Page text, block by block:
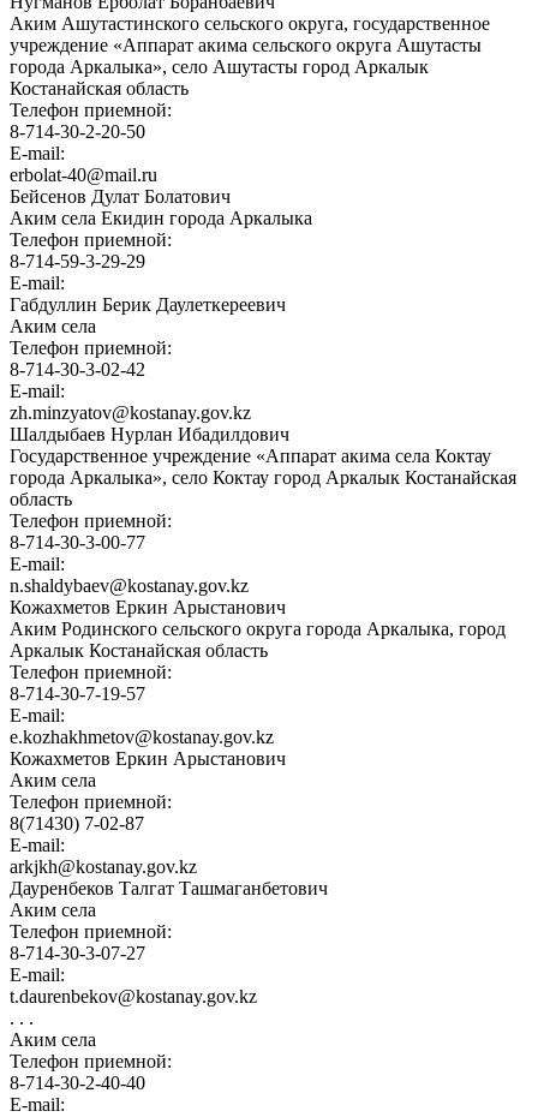
Аким Ашутастинского сельского округа, государственное
учреждение «Аппарат акима сельского округа Ашутасты
города Аркалыка», село Ашутасты город Аркалык
Костанайская область
Телефон приемной:
8-714-30-2-20-50
E-mail:
erbolat-40@mail.ru
Бейсенов Дулат Болатович
Аким села Екидин города Аркалыка
Телефон приемной:
8-714-59-3-29-29
E-mail:
Габдуллин Берик Даулеткереевич
Аким села
Телефон приемной:
8-714-30-3-02-42
E-mail:
zh.minzyatov@kostanay.gov.kz
Шалдыбаев Нурлан Ибадилдович
Государственное учреждение «Аппарат акима села Коктау
города Аркалыка», село Коктау город Аркалык Костанайская
область
Телефон приемной:
8-714-30-3-00-77
E-mail:
n.shaldybaev@kostanay.gov.kz
Кожахметов Еркин Арыстанович
Аким Родинского сельского округа города Аркалыка, город
Аркалык Костанайская область
Телефон приемной:
8-714-30-7-19-57
E-mail:
e.kozhakhmetov@kostanay.gov.kz
Кожахметов Еркин Арыстанович
Аким села
Телефон приемной:
8(71430) 7-02-87
E-mail:
arkjkh@kostanay.gov.kz
Дауренбеков Талгат Ташмаганбетович
Аким села
Телефон приемной:
8-714-30-3-07-27
E-mail:
t.daurenbekov@kostanay.gov.kz
. . .
Аким села
Телефон приемной:
8-714-30-2-40-40
E-mail: